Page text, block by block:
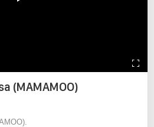
(MAMAMOO)